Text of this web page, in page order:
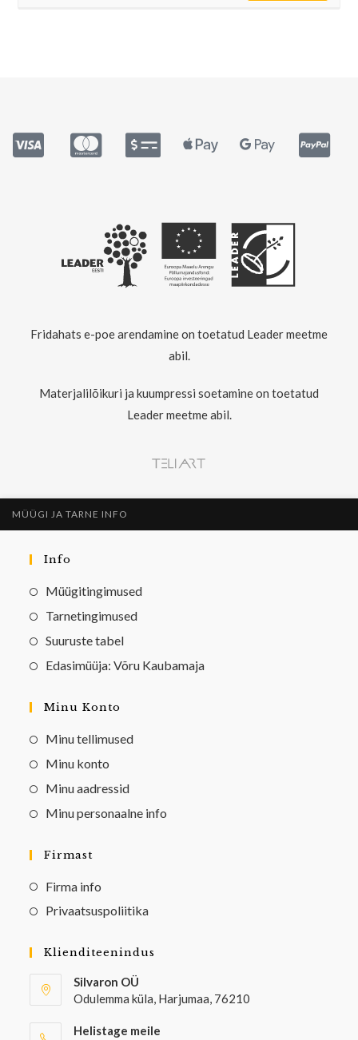
Fridahats e-poe arendamine on toetatud Leader meetme
abil.
Materjalilõikuri ja kuumpressi soetamine on toetatud
Leader meetme abil.
MÜÜGI JA TARNE INFO
Info
Müügitingimused
Tarnetingimused
Suuruste tabel
Edasimüüja: Võru Kaubamaja
Minu Konto
Minu tellimused
Minu konto
Minu aadressid
Minu personaalne info
Firmast
Firma info
Privaatsuspoliitika
Klienditeenindus
Silvaron OÜ
Odulemma küla, Harjumaa, 76210
Helistage meile